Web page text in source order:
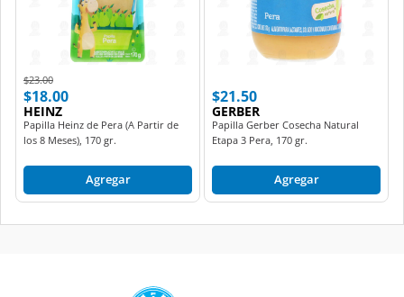
Price reduced from
$23.00to
$18.00
HEINZ
Papilla Heinz de Pera (A Partir de
los 8 Meses), 170 gr.
Agregar
$21.50
GERBER
Papilla Gerber Cosecha Natural
Etapa 3 Pera, 170 gr.
Agregar